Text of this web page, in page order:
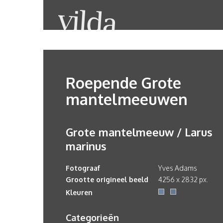
Roepende Grote
mantelmeeuwen
Grote mantelmeeuw / Larus
marinus
Fotograaf
Yves Adams
Grootte origineel beeld
4256 x 2832 px.
Kleuren
Categorieën